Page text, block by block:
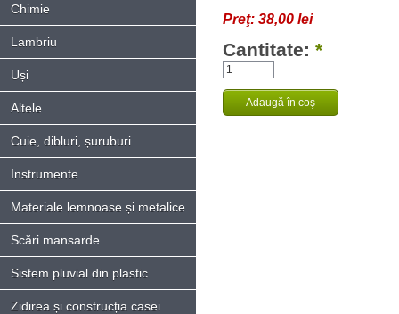
Chimie
Lambriu
Uși
Altele
Cuie, dibluri, șuruburi
Instrumente
Materiale lemnoase și metalice
Scări mansarde
Sistem pluvial din plastic
Zidirea și construcția casei
Preţ: 38,00 lei
Cantitate: *